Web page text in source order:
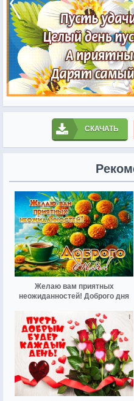
СКАЧАТЬ
Желаю вам приятных
неожиданностей! Доброго дня